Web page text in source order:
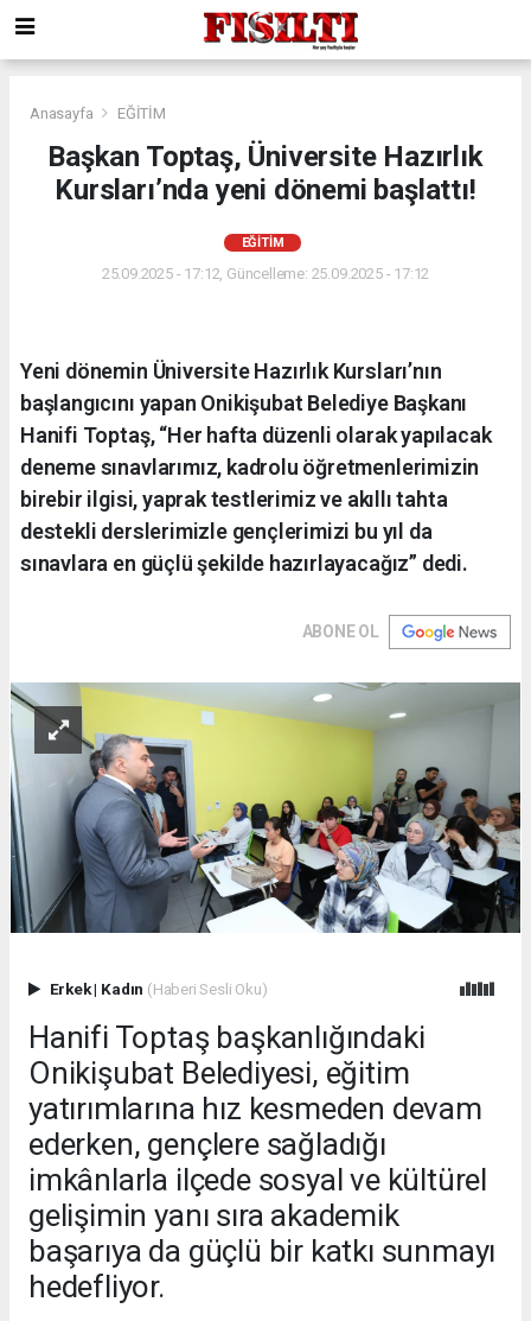
Anasayfa EĞİTİM
Başkan Toptaş, Üniversite Hazırlık
Kursları’nda yeni dönemi başlattı!
EĞİTİM
25.09.2025 - 17:12, Güncelleme: 25.09.2025 - 17:12
Yeni dönemin Üniversite Hazırlık Kursları’nın
başlangıcını yapan Onikişubat Belediye Başkanı
Hanifi Toptaş, “Her hafta düzenli olarak yapılacak
deneme sınavlarımız, kadrolu öğretmenlerimizin
birebir ilgisi, yaprak testlerimiz ve akıllı tahta
destekli derslerimizle gençlerimizi bu yıl da
sınavlara en güçlü şekilde hazırlayacağız” dedi.
ABONE OL
Erkek| Kadın (Haberi Sesli Oku)
Hanifi Toptaş başkanlığındaki
Onikişubat Belediyesi, eğitim
yatırımlarına hız kesmeden devam
ederken, gençlere sağladığı
imkânlarla ilçede sosyal ve kültürel
gelişimin yanı sıra akademik
başarıya da güçlü bir katkı sunmayı
hedefliyor.